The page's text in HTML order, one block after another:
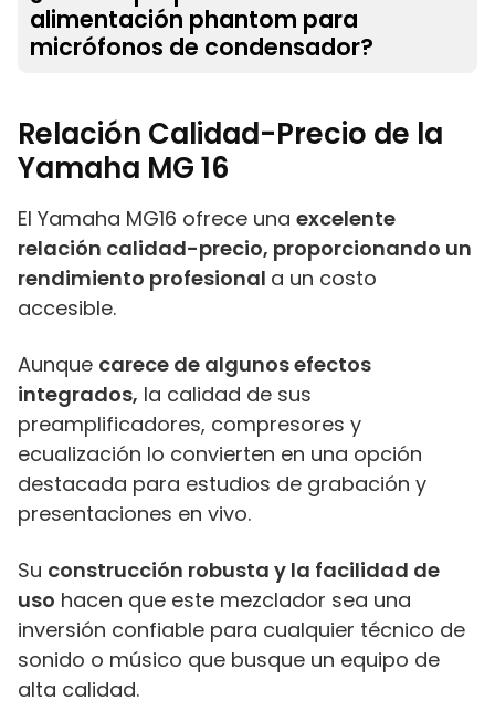
alimentación phantom para
micrófonos de condensador?
Relación Calidad-Precio de la
Yamaha MG 16
El Yamaha MG16 ofrece una excelente
relación calidad-precio, proporcionando un
rendimiento profesional a un costo
accesible.
Aunque carece de algunos efectos
integrados, la calidad de sus
preamplificadores, compresores y
ecualización lo convierten en una opción
destacada para estudios de grabación y
presentaciones en vivo.
Su construcción robusta y la facilidad de
uso hacen que este mezclador sea una
inversión confiable para cualquier técnico de
sonido o músico que busque un equipo de
alta calidad.